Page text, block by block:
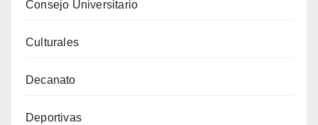
Consejo Universitario
Culturales
Decanato
Deportivas